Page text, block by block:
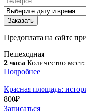
Предоплата на сайте
Пешеходная
2 часа Количество мест:
Подробнее
Красная площадь:
800₽
Записаться